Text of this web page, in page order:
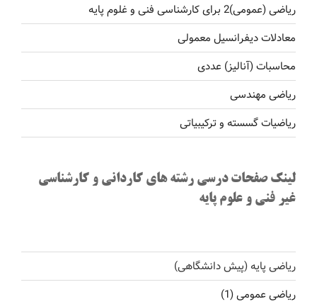
ریاضی (عمومی)2 برای کارشناسی فنی و غلوم پایه
معادلات دیفرانسیل معمولی
محاسبات (آنالیز) عددی
ریاضی مهندسی
ریاضیات گسسته و ترکیبیاتی
لینک صفحات درسی رشته های کاردانی و کارشناسی
غیر فنی و علوم پایه
ریاضی پایه (پیش دانشگاهی)
ریاضی عمومی (1)